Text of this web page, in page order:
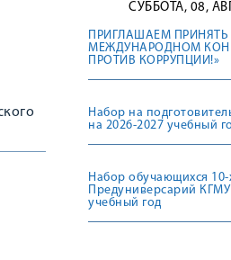
СУББОТА, 08,
ПРИГЛАШАЕМ ПРИНЯТЬ
МЕЖДУНАРОДНОМ
ПРОТИВ КОРРУПЦИИ!»
Набор на
на 2026-2027 учебный
Набор обучающихся 10-
Предуниверсарий КГМУ
учебный год